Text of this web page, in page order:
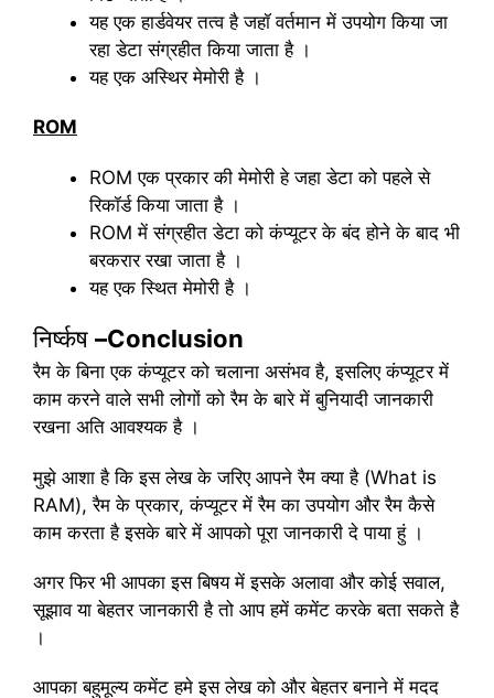
यह एक हार्डवेयर तत्व है जहॉ वर्तमान में उपयोग किया जा
रहा डेटा संग्रहीत किया जाता है ।
यह एक अस्थिर मेमोरी है ।
ROM
ROM एक प्रकार की मेमोरी हे जहा डेटा को पहले से
रिकॉर्ड किया जाता है ।
ROM में संग्रहीत डेटा को कंप्यूटर के बंद होने के बाद भी
बरकरार रखा जाता है ।
यह एक स्थित मेमोरी है ।
निर्ष्कष –Conclusion
रैम के बिना एक कंप्यूटर को चलाना असंभव है, इसलिए कंप्यूटर में
काम करने वाले सभी लोगों को रैम के बारे में बुनियादी जानकारी
रखना अति आवश्यक है ।
मुझे आशा है कि इस लेख के जरिए आपने रैम क्या है (What is
RAM), रैम के प्रकार, कंप्यूटर में रैम का उपयोग और रैम कैसे
काम करता है इसके बारे में आपको पूरा जानकारी दे पाया हुं ।
अगर फिर भी आपका इस बिषय में इसके अलावा और कोई सवाल,
सूझाव या बेहतर जानकारी है तो आप हमें कमेंट करके बता सकते है
।
आपका बहुमूल्य कमेंट हमे इस लेख को और बेहतर बनाने में मदद